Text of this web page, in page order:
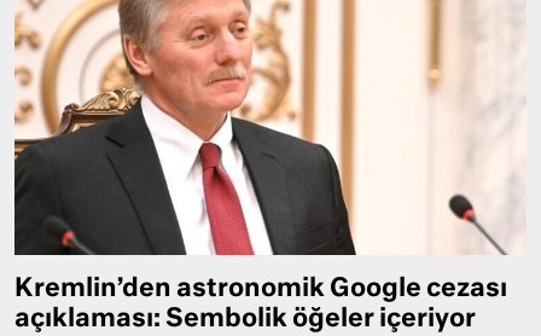
Kremlin’den astronomik Google cezası
açıklaması: Sembolik öğeler içeriyor